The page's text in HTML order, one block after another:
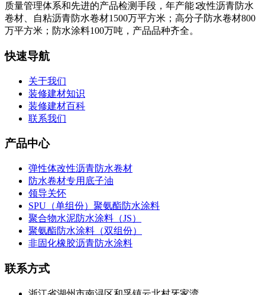
质量管理体系和先进的产品检测手段，年产能∶改性沥青防水
卷材、自粘沥青防水卷材1500万平方米；高分子防水卷材800
万平方米；防水涂料100万吨，产品品种齐全。
快速导航
关于我们
装修建材知识
装修建材百科
联系我们
产品中心
弹性体改性沥青防水卷材
防水卷材专用底子油
领导关怀
SPU（单组份）聚氨酯防水涂料
聚合物水泥防水涂料（JS）
聚氨酯防水涂料（双组份）
非固化橡胶沥青防水涂料
联系方式